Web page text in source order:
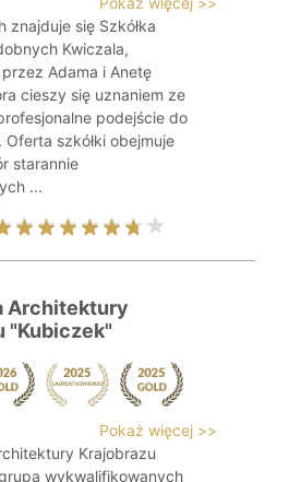
znajduje się Szkółka
Kwiczala,
Adama i Anetę
cieszy się uznaniem ze
podejście do
szkółki obejmuje
starannie
...
Architektury
"Kubiczek"
Pokaż więcej >>
Krajobrazu
wykwalifikowanych